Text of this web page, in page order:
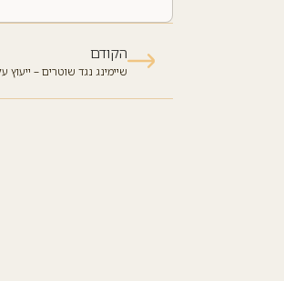
הקודם
שיימינג נגד שוטרים – ייעוץ